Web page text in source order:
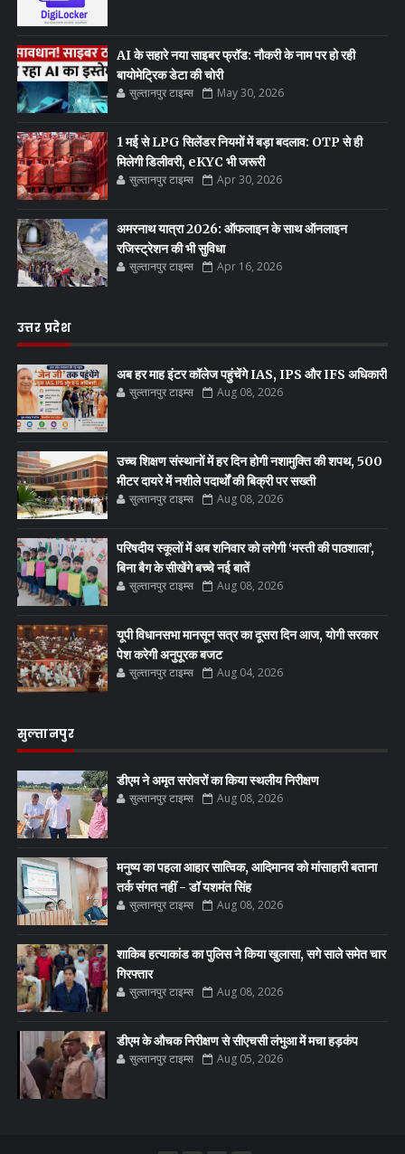
AI के सहारे नया साइबर फ्रॉड: नौकरी के नाम पर हो रही
बायोमेट्रिक डेटा की चोरी
सुल्तानपुर टाइम्स May 30, 2026
1 मई से LPG सिलेंडर नियमों में बड़ा बदलाव: OTP से ही
मिलेगी डिलीवरी, eKYC भी जरूरी
सुल्तानपुर टाइम्स Apr 30, 2026
अमरनाथ यात्रा 2026: ऑफलाइन के साथ ऑनलाइन
रजिस्ट्रेशन की भी सुविधा
सुल्तानपुर टाइम्स Apr 16, 2026
उत्तर प्रदेश
अब हर माह इंटर कॉलेज पहुंचेंगे IAS, IPS और IFS अधिकारी
सुल्तानपुर टाइम्स Aug 08, 2026
उच्च शिक्षण संस्थानों में हर दिन होगी नशामुक्ति की शपथ, 500
मीटर दायरे में नशीले पदार्थों की बिक्री पर सख्ती
सुल्तानपुर टाइम्स Aug 08, 2026
परिषदीय स्कूलों में अब शनिवार को लगेगी ‘मस्ती की पाठशाला’,
बिना बैग के सीखेंगे बच्चे नई बातें
सुल्तानपुर टाइम्स Aug 08, 2026
यूपी विधानसभा मानसून सत्र का दूसरा दिन आज, योगी सरकार
पेश करेगी अनुपूरक बजट
सुल्तानपुर टाइम्स Aug 04, 2026
सुल्तानपुर
डीएम ने अमृत सरोवरों का किया स्थलीय निरीक्षण
सुल्तानपुर टाइम्स Aug 08, 2026
मनुष्य का पहला आहार सात्विक, आदिमानव को मांसाहारी बताना
तर्क संगत नहीं - डॉ यशमंत सिंह
सुल्तानपुर टाइम्स Aug 08, 2026
शाकिब हत्याकांड का पुलिस ने किया खुलासा, सगे साले समेत चार
गिरफ्तार
सुल्तानपुर टाइम्स Aug 08, 2026
डीएम के औचक निरीक्षण से सीएचसी लंभुआ में मचा हड़कंप
सुल्तानपुर टाइम्स Aug 05, 2026